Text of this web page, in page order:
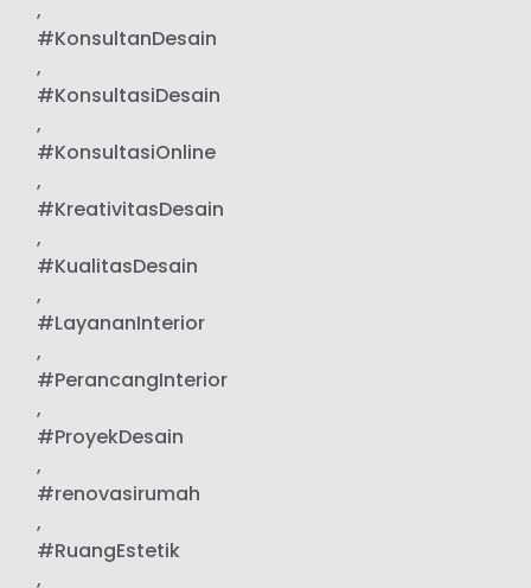
,
#KonsultanDesain
,
#KonsultasiDesain
,
#KonsultasiOnline
,
#KreativitasDesain
,
#KualitasDesain
,
#LayananInterior
,
#PerancangInterior
,
#ProyekDesain
,
#renovasirumah
,
#RuangEstetik
,